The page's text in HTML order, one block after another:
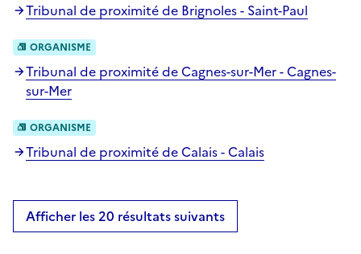
Tribunal de proximité de Brignoles - Saint-Paul
ORGANISME
Tribunal de proximité de Cagnes-sur-Mer - Cagnes-
sur-Mer
ORGANISME
Tribunal de proximité de Calais - Calais
Afficher les 20 résultats suivants